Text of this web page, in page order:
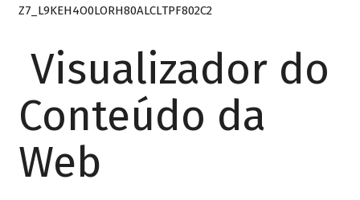
Z7_L9KEH4O0LORH80ALCLTPF802C2
Visualizador do
Conteúdo da
Web